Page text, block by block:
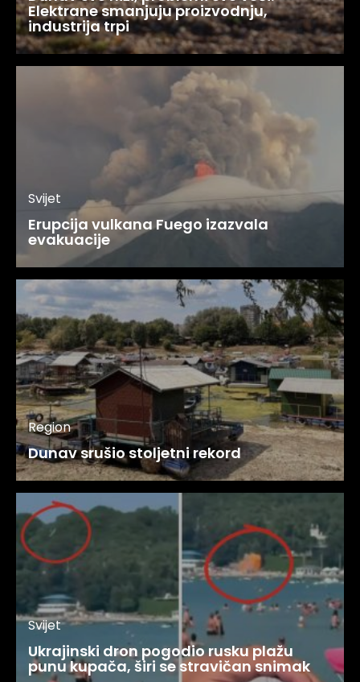
Elektrane smanjuju proizvodnju,
industrija trpi
Svijet
Erupcija vulkana Fuego izazvala
evakuacije
Region
Dunav srušio stoljetni rekord
Svijet
Ukrajinski dron pogodio rusku plažu
punu kupača, širi se stravičan snimak